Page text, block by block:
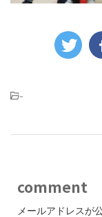
-
comment
メールアドレスが